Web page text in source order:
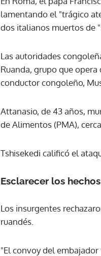
lamentando el "trágico
dos italianos muertos de
Las autoridades
Ruanda, grupo que
conductor congoleño,
Attanasio, de 43 años,
de Alimentos (PMA),
Tshisekedi calificó el
Esclarecer los hechos
Los insurgentes
ruandés.
"El convoy del